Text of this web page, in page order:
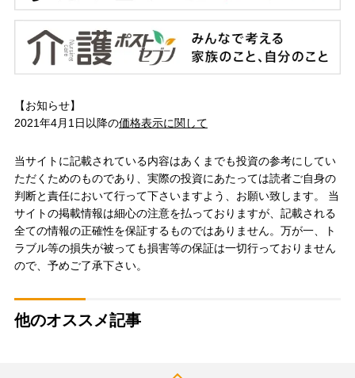
【お知らせ】
2021年4月1日以降の価格表示に関して
当サイトに記載されている内容はあくまでも投資の参考にしてい
ただくためのものであり、実際の投資にあたっては読者ご自身の
判断と責任において行って下さいますよう、お願い致します。 当
サイトの掲載情報は細心の注意を払っておりますが、記載される
全ての情報の正確性を保証するものではありません。万が一、ト
ラブル等の損失が被っても損害等の保証は一切行っておりません
ので、予めご了承下さい。
他のオススメ記事